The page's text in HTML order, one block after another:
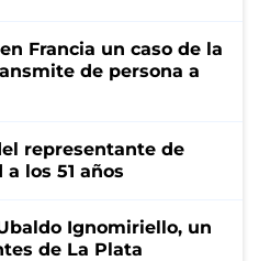
Francia un caso de la
de persona a
representante de
los 51 años
Ignomiriello, un
de La Plata